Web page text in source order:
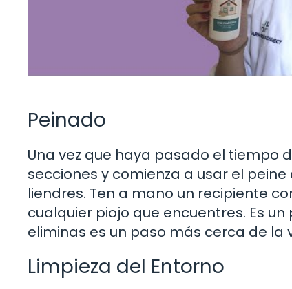
Peinado
Una vez que haya pasado el tiempo
secciones y comienza a usar el
liendres. Ten a mano un recipiente
cualquier piojo que encuentres. Es
eliminas es un paso más cerca de la
Limpieza del Entorno